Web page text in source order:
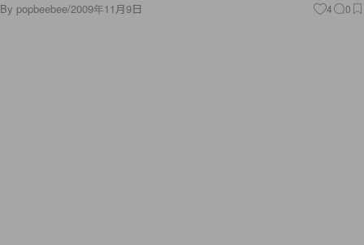
By popbeebee/2009年11月9日 4 0